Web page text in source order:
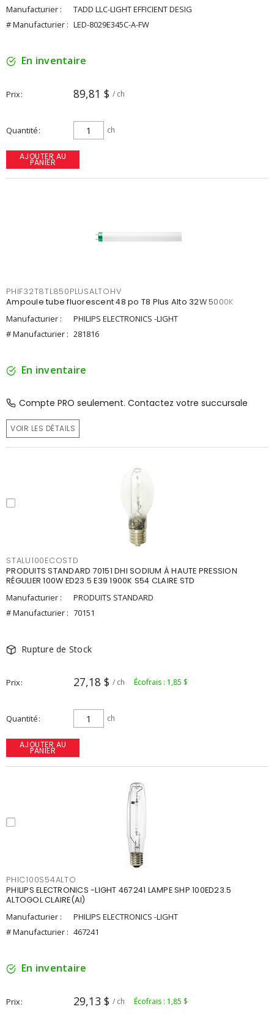
Manufacturier :
TADD LLC-LIGHT EFFICIENT DESIG
# Manufacturier : LED-8029E345C-A-FW
En inventaire
Prix 89,81 $ / ch
Quantité ch
AJOUTER AU
PANIER
PHIF32T8TL850PLUSALTOHV
Ampoule tube fluorescent 48 po T8 Plus Alto 32W 5000K
Manufacturier :
PHILIPS ELECTRONICS -LIGHT
# Manufacturier : 281816
En inventaire
Compte PRO seulement. Contactez votre succursale
VOIR LES DÉTAILS
STALU100ECOSTD
PRODUITS STANDARD 70151 DHI SODIUM À HAUTE PRESSION
RÉGULIER 100W ED23.5 E39 1900K S54 CLAIRE STD
Manufacturier :
PRODUITS STANDARD
# Manufacturier : 70151
Rupture de Stock
Prix 27,18 $ / ch Écofrais : 1,85 $
Quantité ch
AJOUTER AU
PANIER
PHIC100S54ALTO
PHILIPS ELECTRONICS -LIGHT 467241 LAMPE SHP 100ED23.5
ALTOGOL CLAIRE(AI)
Manufacturier :
PHILIPS ELECTRONICS -LIGHT
# Manufacturier : 467241
En inventaire
Prix 29,13 $ / ch Écofrais : 1,85 $